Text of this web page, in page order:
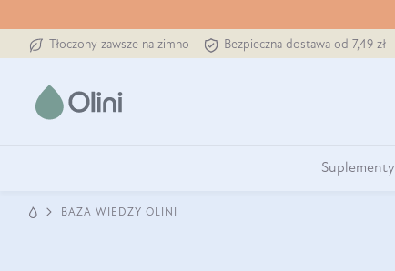
Tłoczony zawsze na zimno Bezpieczna dostawa od 7,49 zł
Suplementy
BAZA WIEDZY OLINI